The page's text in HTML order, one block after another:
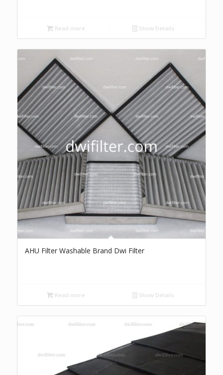
Read more Show Details
AHU Filter Washable Brand Dwi Filter
Read more Show Details